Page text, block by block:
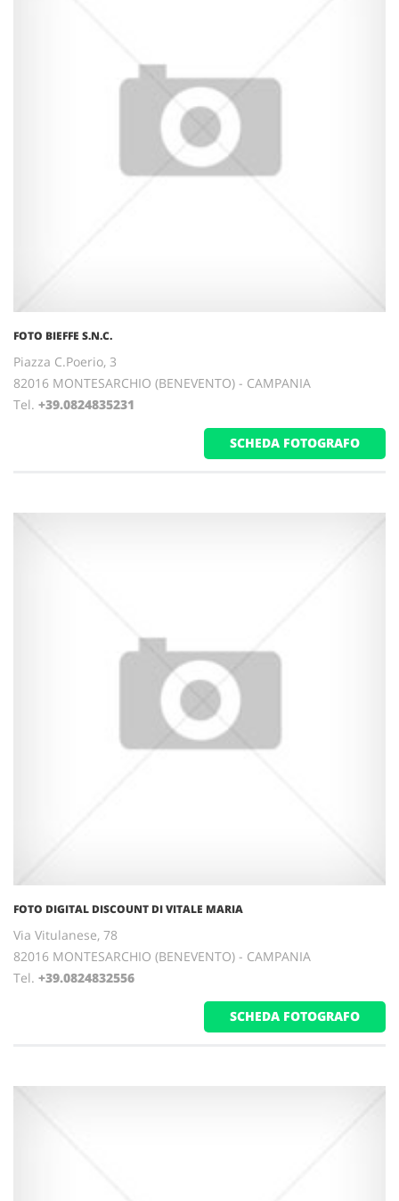
FOTO BIEFFE S.N.C.
Piazza C.Poerio, 3
82016 MONTESARCHIO (BENEVENTO) - CAMPANIA
Tel. +39.0824835231
SCHEDA FOTOGRAFO
FOTO DIGITAL DISCOUNT DI VITALE MARIA
Via Vitulanese, 78
82016 MONTESARCHIO (BENEVENTO) - CAMPANIA
Tel. +39.0824832556
SCHEDA FOTOGRAFO